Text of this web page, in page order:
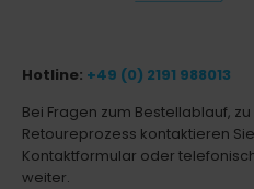
Hotline: +49 (0) 2191 988013
Bei Fragen zum Bestellablauf,
Retoureprozess kontaktieren
Kontaktformular oder
weiter.